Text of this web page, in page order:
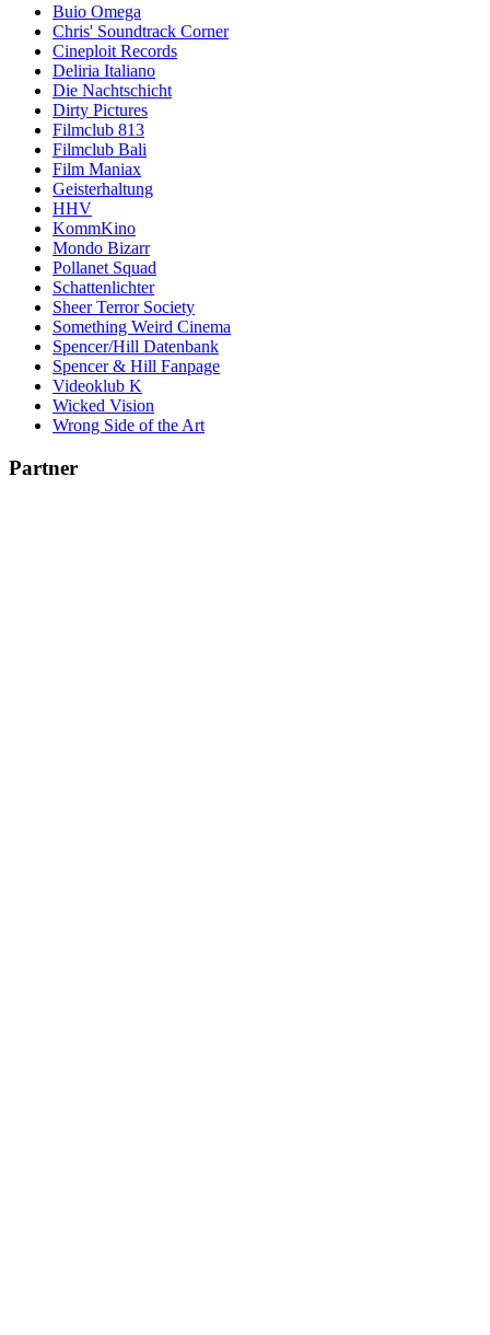
Buio Omega
Chris' Soundtrack Corner
Cineploit Records
Deliria Italiano
Die Nachtschicht
Dirty Pictures
Filmclub 813
Filmclub Bali
Film Maniax
Geisterhaltung
HHV
KommKino
Mondo Bizarr
Pollanet Squad
Schattenlichter
Sheer Terror Society
Something Weird Cinema
Spencer/Hill Datenbank
Spencer & Hill Fanpage
Videoklub K
Wicked Vision
Wrong Side of the Art
Partner